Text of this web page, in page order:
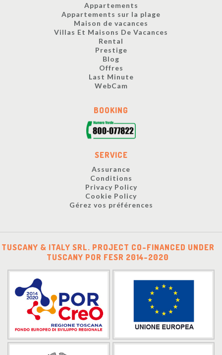
Appartements
Appartements sur la plage
Maison de vacances
Villas Et Maisons De Vacances
Rental
Prestige
Blog
Offres
Last Minute
WebCam
BOOKING
SERVICE
Assurance
Conditions
Privacy Policy
Cookie Policy
Gérez vos préférences
TUSCANY & ITALY SRL. PROJECT CO-FINANCED UNDER
TUSCANY POR FESR 2014-2020